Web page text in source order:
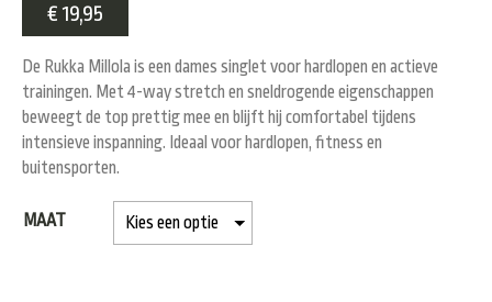
€ 19,95
De Rukka Millola is een dames singlet voor hardlopen en actieve
trainingen. Met 4-way stretch en sneldrogende eigenschappen
beweegt de top prettig mee en blijft hij comfortabel tijdens
intensieve inspanning. Ideaal voor hardlopen, fitness en
buitensporten.
MAAT